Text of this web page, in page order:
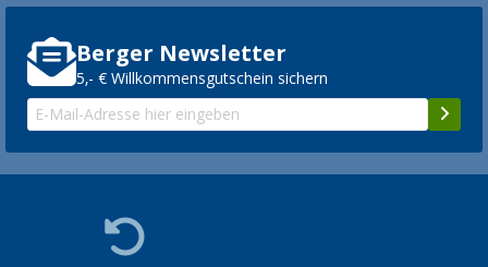
Berger Newsletter
5,- € Willkommensgutschein sichern